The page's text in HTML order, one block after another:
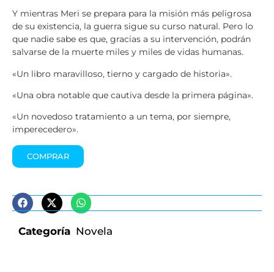
Y mientras Meri se prepara para la misión más peligrosa
de su existencia, la guerra sigue su curso natural. Pero lo
que nadie sabe es que, gracias a su intervención, podrán
salvarse de la muerte miles y miles de vidas humanas.
«Un libro maravilloso, tierno y cargado de historia».
«Una obra notable que cautiva desde la primera página».
«Un novedoso tratamiento a un tema, por siempre,
imperecedero».
COMPRAR
Categoría Novela